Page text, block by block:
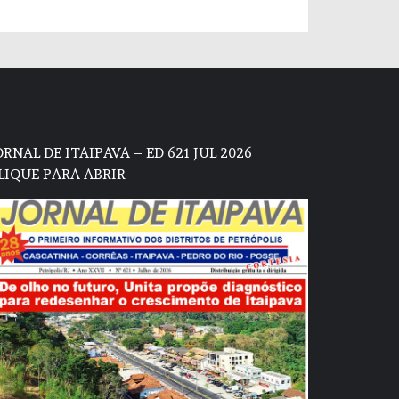
DE ITAIPAVA – ED 621 JUL 2026
PARA ABRIR